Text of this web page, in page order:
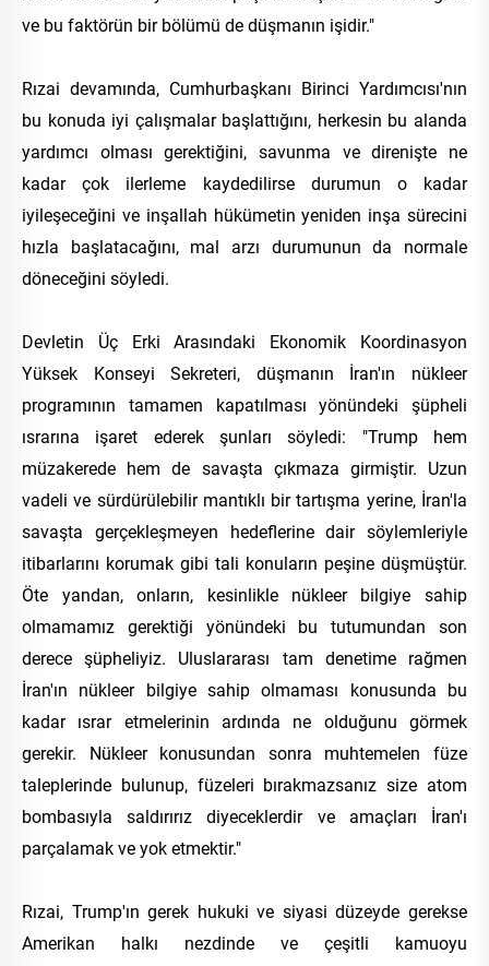
ve bu faktörün bir bölümü de düşmanın işidir."
Rızai devamında, Cumhurbaşkanı Birinci Yardımcısı'nın
bu konuda iyi çalışmalar başlattığını, herkesin bu alanda
yardımcı olması gerektiğini, savunma ve direnişte ne
kadar çok ilerleme kaydedilirse durumun o kadar
iyileşeceğini ve inşallah hükümetin yeniden inşa sürecini
hızla başlatacağını, mal arzı durumunun da normale
döneceğini söyledi.
Devletin Üç Erki Arasındaki Ekonomik Koordinasyon
Yüksek Konseyi Sekreteri, düşmanın İran'ın nükleer
programının tamamen kapatılması yönündeki şüpheli
ısrarına işaret ederek şunları söyledi: "Trump hem
müzakerede hem de savaşta çıkmaza girmiştir. Uzun
vadeli ve sürdürülebilir mantıklı bir tartışma yerine, İran'la
savaşta gerçekleşmeyen hedeflerine dair söylemleriyle
itibarlarını korumak gibi tali konuların peşine düşmüştür.
Öte yandan, onların, kesinlikle nükleer bilgiye sahip
olmamamız gerektiği yönündeki bu tutumundan son
derece şüpheliyiz. Uluslararası tam denetime rağmen
İran'ın nükleer bilgiye sahip olmaması konusunda bu
kadar ısrar etmelerinin ardında ne olduğunu görmek
gerekir. Nükleer konusundan sonra muhtemelen füze
taleplerinde bulunup, füzeleri bırakmazsanız size atom
bombasıyla saldırırız diyeceklerdir ve amaçları İran'ı
parçalamak ve yok etmektir."
Rızai, Trump'ın gerek hukuki ve siyasi düzeyde gerekse
Amerikan halkı nezdinde ve çeşitli kamuoyu